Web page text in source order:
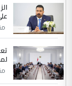
التعليق :
دقيق
الموضوع :
الرافدين
منذ
منذ